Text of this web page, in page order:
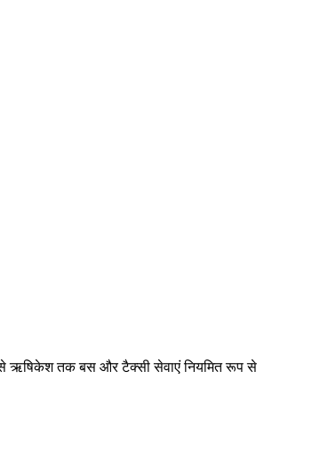
से ऋषिकेश तक बस और टैक्सी सेवाएं नियमित रूप से